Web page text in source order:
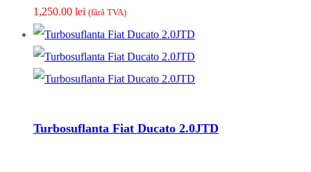
1,250.00 lei (fãrã TVA)
Turbosuflanta Fiat Ducato 2.0JTD